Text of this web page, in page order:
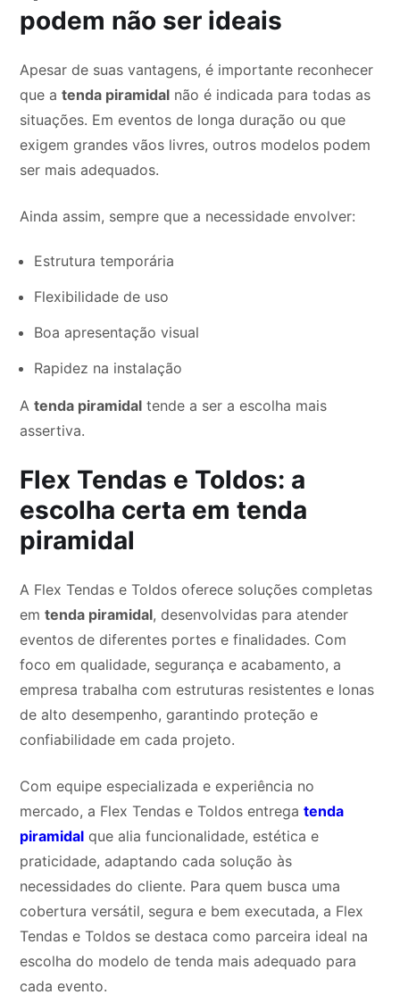
podem não ser ideais
Apesar de suas vantagens, é importante reconhecer
que atenda piramidal não é indicada para todas as
situações. Em eventos de longa duração ou que
exigem grandes vãos livres, outros modelos podem
ser mais adequados.
Ainda assim, sempre que a necessidade envolver:
Estrutura temporária
Flexibilidade de uso
Boa apresentação visual
Rapidez na instalação
Atenda piramidal tende a ser a escolha mais
assertiva.
Flex Tendas e Toldos: a
escolha certa em tenda
piramidal
A Flex Tendas e Toldos oferece soluções completas
emtenda piramidal, desenvolvidas para atender
eventos de diferentes portes e finalidades. Com
foco em qualidade, segurança e acabamento, a
empresa trabalha com estruturas resistentes e lonas
de alto desempenho, garantindo proteção e
confiabilidade em cada projeto.
Com equipe especializada e experiência no
mercado, a Flex Tendas e Toldos entregatenda
piramidal que alia funcionalidade, estética e
praticidade, adaptando cada solução às
necessidades do cliente. Para quem busca uma
cobertura versátil, segura e bem executada, a Flex
Tendas e Toldos se destaca como parceira ideal na
escolha do modelo de tenda mais adequado para
cada evento.